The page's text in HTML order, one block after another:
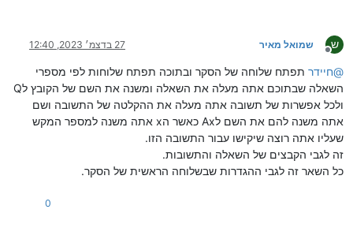
ש
מנותק
שמואל מאיר 27 בדצמ׳ 2023, 12:40
@חיידר תפתח שלוחה של הסקר ובתוכה תפתח שלוחות לפי מספרי
השאלה שבתוכם אתה מעלה את השאלה ומשנה את השם של הקובץ לQ
ולכל אפשרות של תשובה אתה מעלה את ההקלטה של התשובה ושם
אתה משנה להם את השם לAx כאשר הx אתה משנה למספר המקש
שעליו אתה רוצה שיקישו עבור התשובה הזו.
זה לגבי הקבצים של השאלה והתשובות.
כל השאר זה לגבי ההגדרות שבשלוחה הראשית של הסקר.
0